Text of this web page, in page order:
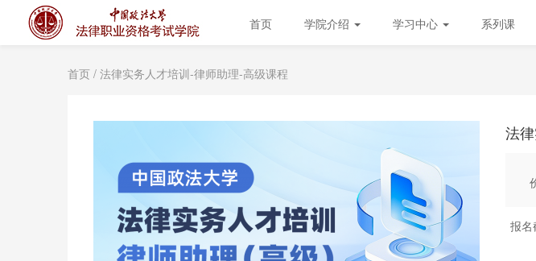
首页 学院介绍 学习中心 系列课
首页 / 法律实务人才培训-律师助理-高级课程
法
报名